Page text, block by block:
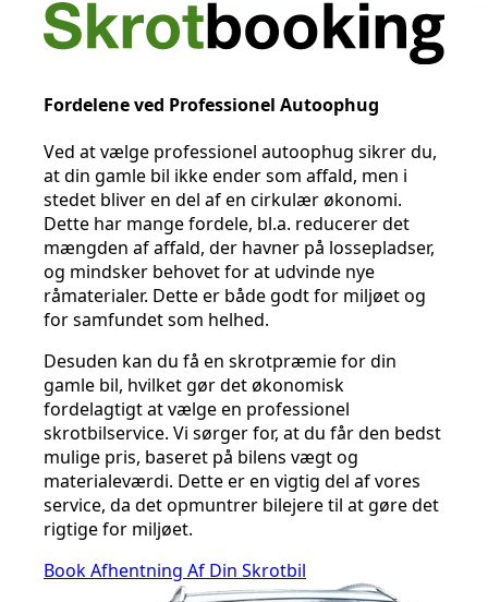
Fordelene ved Professionel Autoophug
Ved at vælge professionel autoophug sikrer du,
at din gamle bil ikke ender som affald, men i
stedet bliver en del af en cirkulær økonomi.
Dette har mange fordele, bl.a. reducerer det
mængden af affald, der havner på lossepladser,
og mindsker behovet for at udvinde nye
råmaterialer. Dette er både godt for miljøet og
for samfundet som helhed.
Desuden kan du få en skrotpræmie for din
gamle bil, hvilket gør det økonomisk
fordelagtigt at vælge en professionel
skrotbilservice. Vi sørger for, at du får den bedst
mulige pris, baseret på bilens vægt og
materialeværdi. Dette er en vigtig del af vores
service, da det opmuntrer bilejere til at gøre det
rigtige for miljøet.
Book Afhentning Af Din Skrotbil